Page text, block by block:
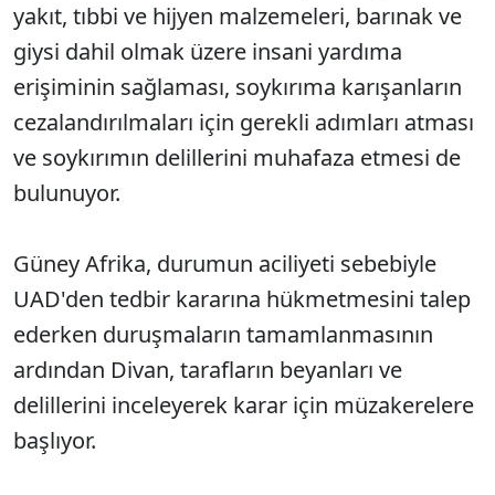
yakıt, tıbbi ve hijyen malzemeleri, barınak ve
giysi dahil olmak üzere insani yardıma
erişiminin sağlaması, soykırıma karışanların
cezalandırılmaları için gerekli adımları atması
ve soykırımın delillerini muhafaza etmesi de
bulunuyor.
Güney Afrika, durumun aciliyeti sebebiyle
UAD'den tedbir kararına hükmetmesini talep
ederken duruşmaların tamamlanmasının
ardından Divan, tarafların beyanları ve
delillerini inceleyerek karar için müzakerelere
başlıyor.